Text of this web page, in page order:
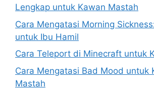
Lengkap untuk Kawan Mastah
Cara Mengatasi Morning
untuk Ibu Hamil
Cara Teleport di Minecraft untuk
Cara Mengatasi Bad Mood untuk
Mastah